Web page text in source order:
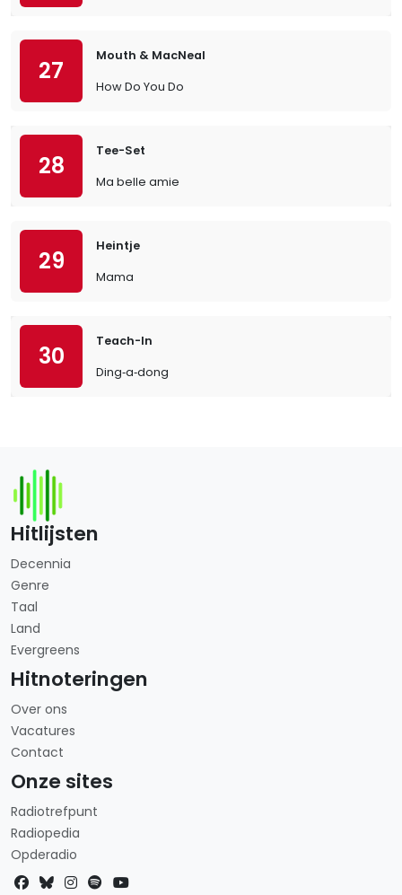
27
Mouth & MacNeal
How Do You Do
28
Tee-Set
Ma belle amie
29
Heintje
Mama
30
Teach-In
Ding‐a‐dong
Hitlijsten
Decennia
Genre
Taal
Land
Evergreens
Hitnoteringen
Over ons
Vacatures
Contact
Onze sites
Radiotrefpunt
Radiopedia
Opderadio